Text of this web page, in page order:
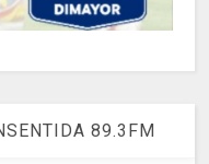
89.3FM